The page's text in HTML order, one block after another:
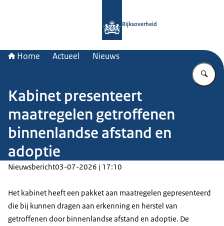
Rijksoverheid
Home Actueel Nieuws
Kabinet presenteert
maatregelen getroffenen
binnenlandse afstand en
adoptie
Nieuwsbericht03-07-2026 | 17:10
Het kabinet heeft een pakket aan maatregelen gepresenteerd
die bij kunnen dragen aan erkenning en herstel van
getroffenen door binnenlandse afstand en adoptie. De